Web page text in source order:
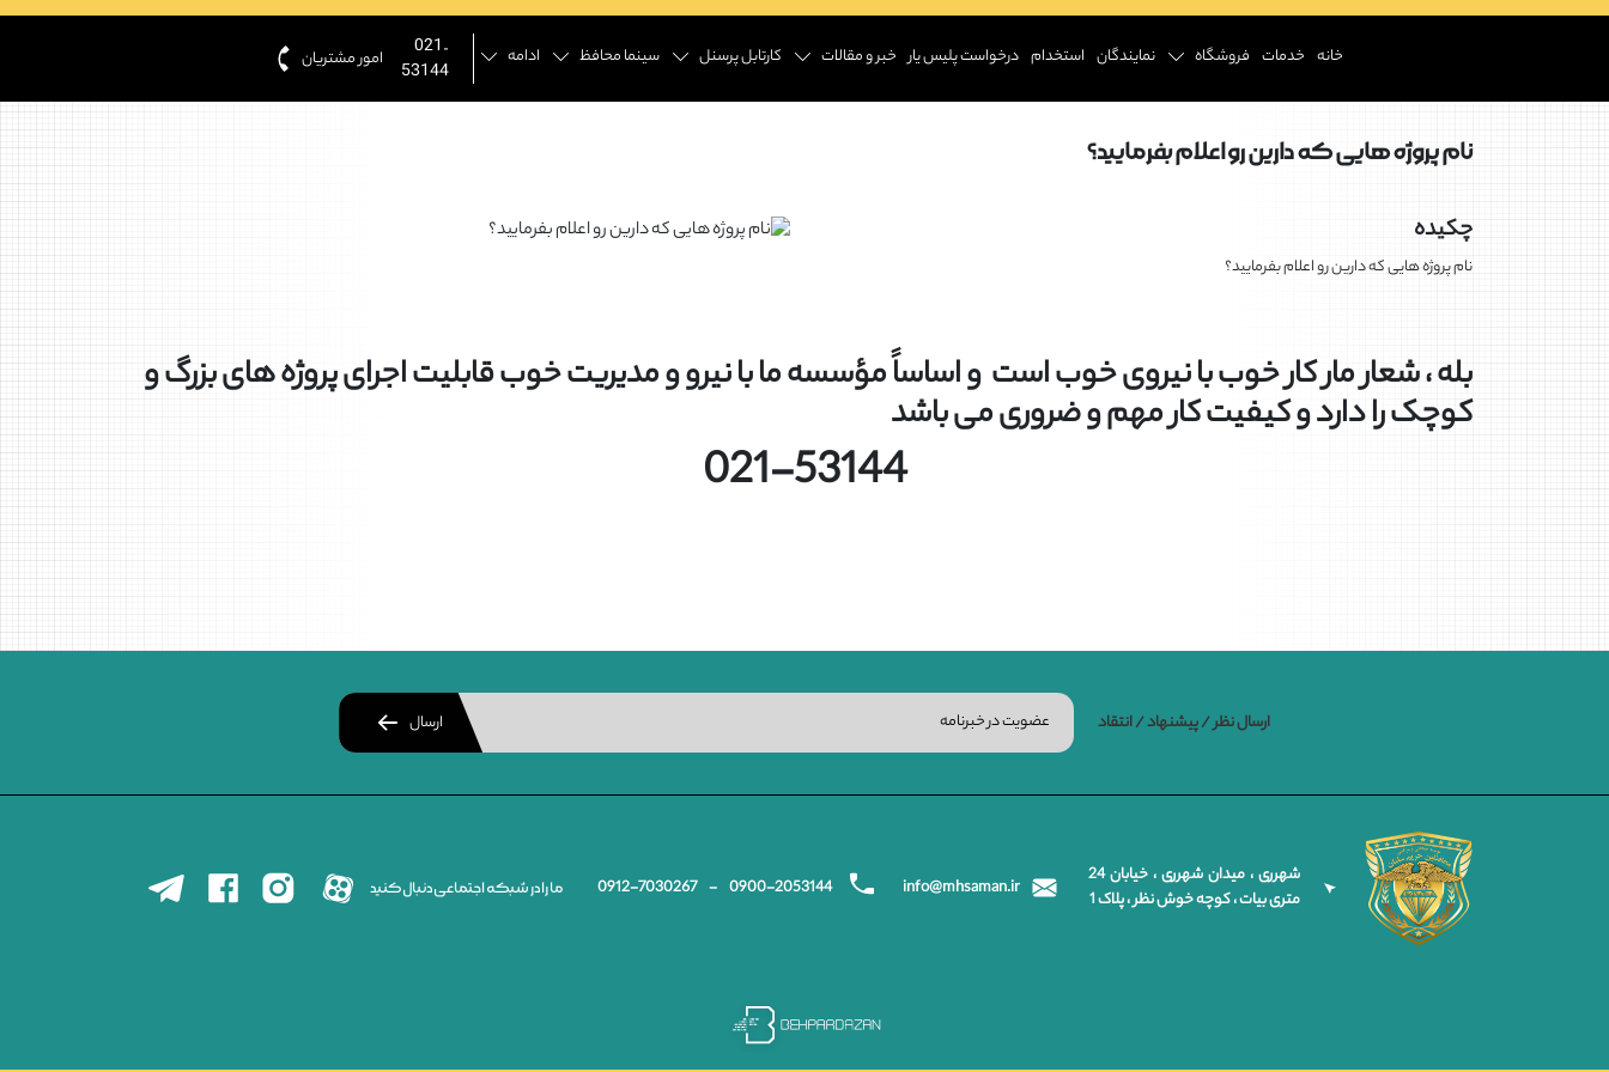
خانه خدمات فروشگاه نمایندگان استخدام درخواست پلیس یار خبر و مقالات کارتابل پرسنل سینما محافظ ادامه
021-
53144
امور مشتریان
نام پروژه هایی که دارین رو اعلام بفرمایید؟
چکیده
نام پروژه هایی که دارین رو اعلام بفرمایید؟
بله ، شعار مار کار خوب با نیروی خوب است و اساساً مؤسسه ما با نیرو و مدیریت خوب قابلیت اجرای پروژه های بزرگ و
کوچک را دارد و کیفیت کار مهم و ضروری می باشد
021-53144
ارسال نظر / پیشنهاد / انتقاد ارسال
شهرری ، میدان شهرری ، خیابان 24
متری بیات ، کوچه خوش نظر ، پلاک 1
info@mhsaman.ir
0900-2053144
-
0912-7030267 ما را در شبکه اجتماعی دنبال کنید